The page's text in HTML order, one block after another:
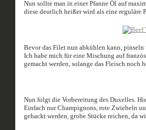
Nun sollte man in einer Pfanne Öl auf
diese deutlich heißer wird als eine reguläre
Bevor das Filet nun abkühlen kann, pinseln
Ich habe mich für eine Mischung auf
gemacht werden, solange das Fleisch noch
Nun folgt die Vorbereitung des Duxelles.
Einfach nur Champignons, rote Zwiebeln
gehackt werden, grobe Stücke reichen, da